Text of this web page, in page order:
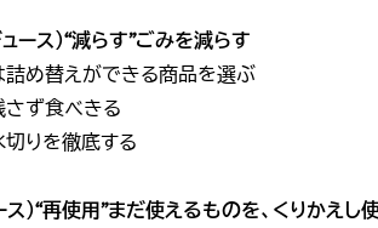
ース）“減らす”ごみを減らす
詰め替えができる商品を選ぶ
さず食べきる
切りを徹底する
ス）“再使用”まだ使えるものを、くりかえし